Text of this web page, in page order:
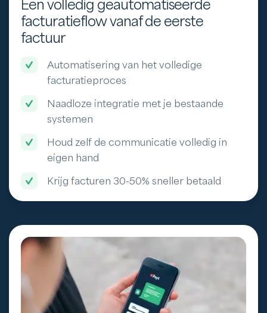
Een volledig geautomatiseerde
facturatieflow vanaf de eerste
factuur
Automatisering van het volledige
facturatieproces
Naadloze integratie met je bestaande
systemen
Houd zelf de communicatie volledig in
eigen hand
Krijg facturen 30-50% sneller betaald